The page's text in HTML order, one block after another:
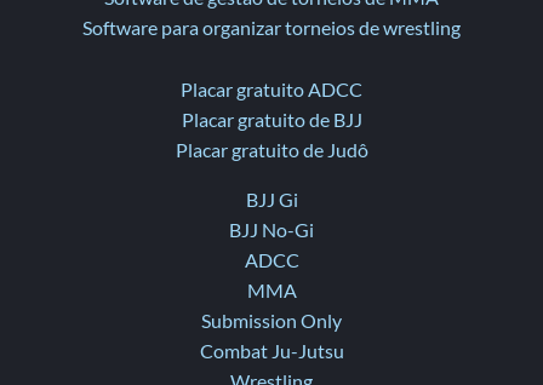
Software para organizar torneios de wrestling
Placar gratuito ADCC
Placar gratuito de BJJ
Placar gratuito de Judô
BJJ Gi
BJJ No-Gi
ADCC
MMA
Submission Only
Combat Ju-Jutsu